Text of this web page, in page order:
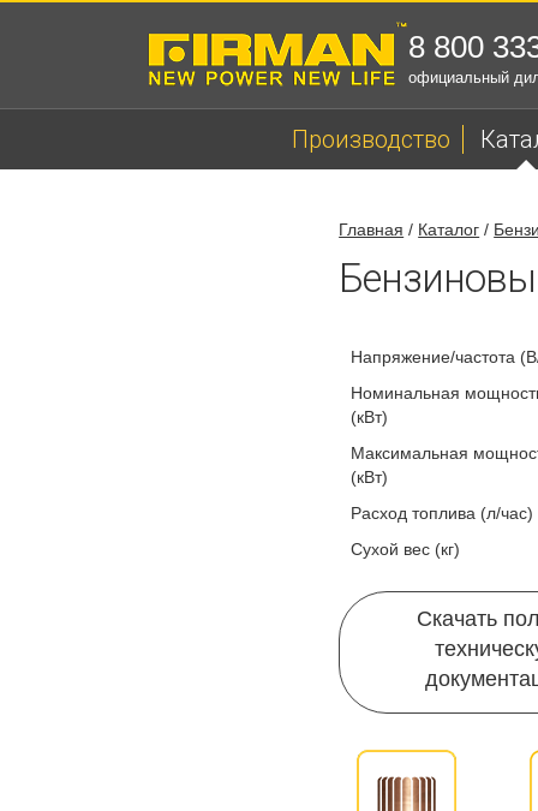
8 800
официальный
Производство
Главная / Каталог /
Напряжение/частота
Номинальная
(кВт)
Максимальная
(кВт)
Расход топлива (л/час)
Сухой вес (кг)
Скачать